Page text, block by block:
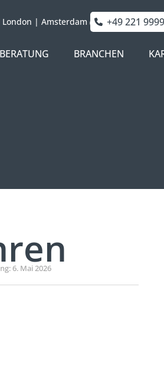
London | Amsterdam +49 221
BRANCHEN
6. Mai 2026